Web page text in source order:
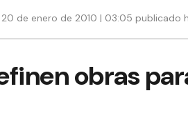
20 de enero de 2010 | 03:05 publicado
obras